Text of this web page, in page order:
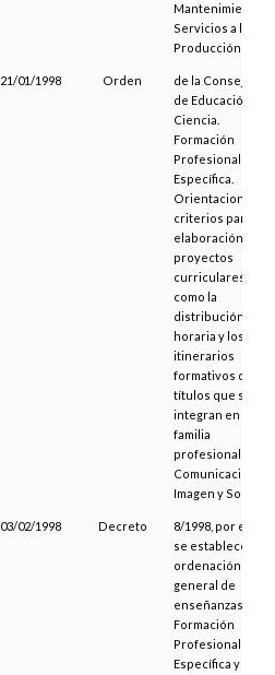
Mantenimiento y
Servicios a la
Producción
21/01/1998 Orden
de la Consejería
de Educación y
Ciencia.
Formación
Profesional
Específica.
Orientaciones y
criterios para la
elaboración de
proyectos
curriculares, así
como la
distribución
horaria y los
itinerarios
formativos de los
títulos que se
integran en la
familia
profesional de
Comunicación,
Imagen y Sonido
03/02/1998 Decreto
8/1998, por el que
se establece la
ordenación
general de
enseñanzas de
Formación
Profesional
Específica y las